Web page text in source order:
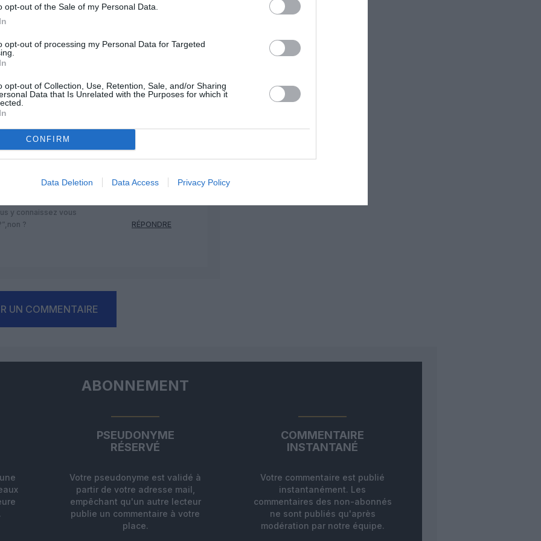
opt-out of the Sale of my Personal Data.
opt-out of processing my Personal Data for Targeted
opt-out of Collection, Use, Retention, Sale, and/or Sharing
Data that Is Unrelated with the Purposes for which it
CONFIRM
Data Deletion Data Access Privacy Policy
:
un qui pense tout savoir sur
trop de commentaires insultants
air journal n’y allez plus
hautains,
erreur ou un oubli
y connaissez vous
?
RÉPONDRE
UN COMMENTAIRE
ABONNEMENT
PSEUDONYME
RÉSERVÉ
Votre pseudonyme est validé à
partir de votre adresse mail,
empêchant qu'un autre lecteur
publie un commentaire à votre
place.
COMMENTAIRE
INSTANTANÉ
Votre commentaire est publié
instantanément. Les
commentaires des non-abonnés
ne sont publiés qu'après
modération par notre équipe.